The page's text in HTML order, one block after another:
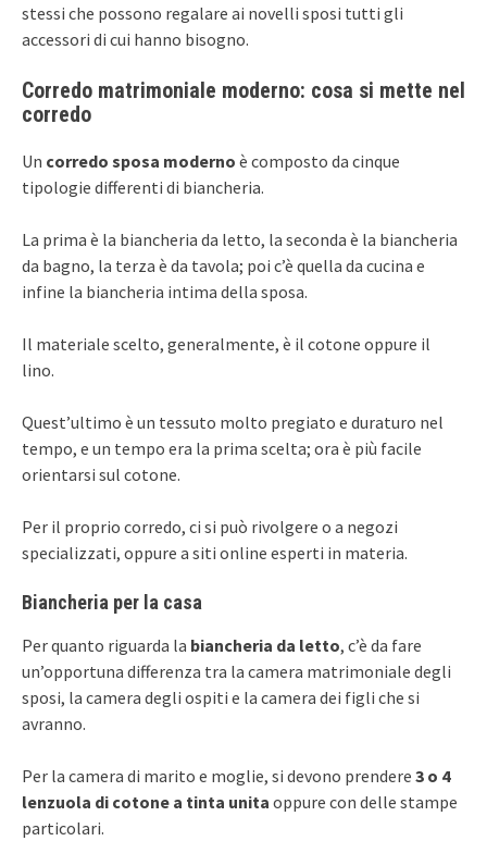
stessi che possono regalare ai novelli sposi tutti gli
accessori di cui hanno bisogno.
Corredo matrimoniale moderno: cosa si mette nel
corredo
Un corredo sposa moderno è composto da cinque
tipologie differenti di biancheria.
La prima è la biancheria da letto, la seconda è la biancheria
da bagno, la terza è da tavola; poi c’è quella da cucina e
infine la biancheria intima della sposa.
Il materiale scelto, generalmente, è il cotone oppure il
lino.
Quest’ultimo è un tessuto molto pregiato e duraturo nel
tempo, e un tempo era la prima scelta; ora è più facile
orientarsi sul cotone.
Per il proprio corredo, ci si può rivolgere o a negozi
specializzati, oppure a siti online esperti in materia.
Biancheria per la casa
Per quanto riguarda la biancheria da letto, c’è da fare
un’opportuna differenza tra la camera matrimoniale degli
sposi, la camera degli ospiti e la camera dei figli che si
avranno.
Per la camera di marito e moglie, si devono prendere 3 o 4
lenzuola di cotone a tinta unita oppure con delle stampe
particolari.